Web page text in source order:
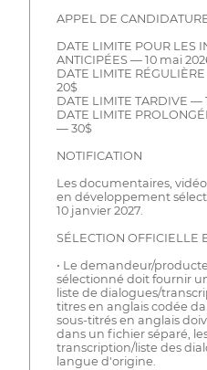
APPEL DE
DATE LIMITE POUR LES
ANTICIPÉES — 10 mai
DATE LIMITE
20$
DATE LIMITE TARDIVE
DATE LIMITE
— 30$
NOTIFICATION
Les documentaires,
en développement
10 janvier 2027.
SÉLECTION OFFICIELLE
• Le demandeur/
sélectionné doit fournir
liste de dialogues/
titres en anglais codée
sous-titrés en anglais
dans un fichier séparé,
transcription/liste des
langue d'origine.